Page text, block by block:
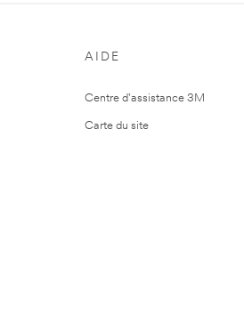
AIDE
Centre d'assistance 3M
Carte du site